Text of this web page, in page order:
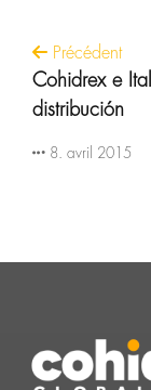
Précédent
Cohidrex e
distribución
8. avril 2015